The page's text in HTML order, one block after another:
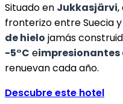
Situado en Jukkasjärvi,
fronterizo entre Suecia
de hielo jamás
-5°C eimpresionantes
renuevan cada año.
Descubre este hotel